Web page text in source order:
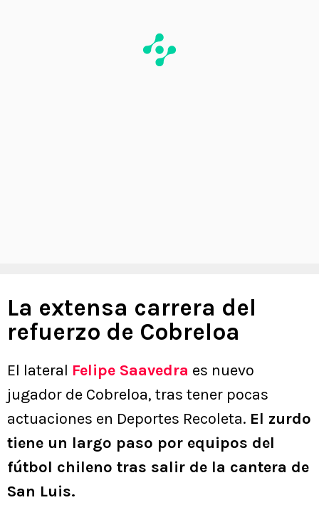
La extensa carrera del
refuerzo de Cobreloa
El lateral Felipe Saavedra es nuevo
jugador de Cobreloa, tras tener pocas
actuaciones en Deportes Recoleta. El zurdo
tiene un largo paso por equipos del
fútbol chileno tras salir de la cantera de
San Luis.